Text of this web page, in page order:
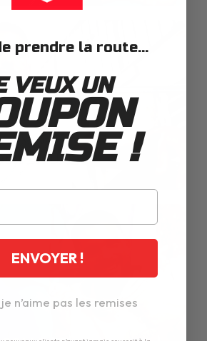
BITUME
prendre la route...
VEUX UN
!
ENVOYER !
n’aime pas les remises